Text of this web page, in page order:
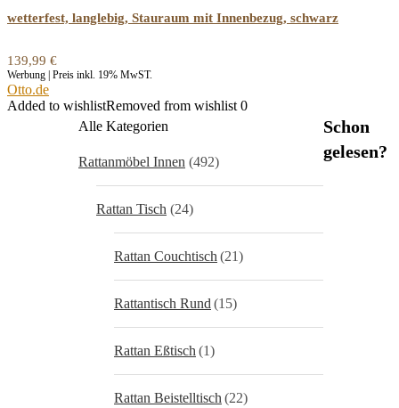
wetterfest, langlebig, Stauraum mit Innenbezug, schwarz
139,99 €
Werbung | Preis inkl. 19% MwST.
Otto.de
Added to wishlistRemoved from wishlist 0
Alle Kategorien
Rattanmöbel Innen (492)
Rattan Tisch (24)
Rattan Couchtisch (21)
Rattantisch Rund (15)
Rattan Eßtisch (1)
Rattan Beistelltisch (22)
Schon
gelesen?